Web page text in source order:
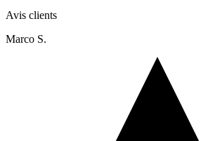
Avis clients
Marco S.